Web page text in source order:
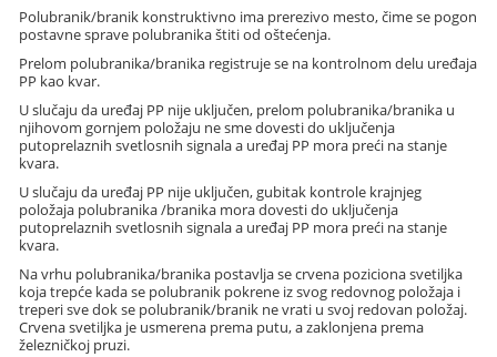
Polubranik/branik konstruktivno ima prerezivo mesto, čime se pogon
postavne sprave polubranika štiti od oštećenja.
Prelom polubranika/branika registruje se na kontrolnom delu uređaja
PP kao kvar.
U slučaju da uređaj PP nije uključen, prelom polubranika/branika u
njihovom gornjem položaju ne sme dovesti do uključenja
putoprelaznih svetlosnih signala a uređaj PP mora preći na stanje
kvara.
U slučaju da uređaj PP nije uključen, gubitak kontrole krajnjeg
položaja polubranika /branika mora dovesti do uključenja
putoprelaznih svetlosnih signala a uređaj PP mora preći na stanje
kvara.
Na vrhu polubranika/branika postavlja se crvena poziciona svetiljka
koja trepće kada se polubranik pokrene iz svog redovnog položaja i
treperi sve dok se polubranik/branik ne vrati u svoj redovan položaj.
Crvena svetiljka je usmerena prema putu, a zaklonjena prema
železničkoj pruzi.